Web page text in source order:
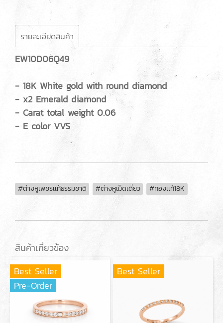
รายละเอียดสินค้า
EW10D06Q49
- 18K White gold with round diamond
- x2 Emerald diamond
- Carat total weight 0.06
- E color VVS
#ต่างหูเพชรเเท้ธรรมชาติ #ต่างหูเม็ดเดี่ยว #ทองเเท้18K
สินค้าเกี่ยวข้อง
Best Seller
Pre-Order
Best Seller